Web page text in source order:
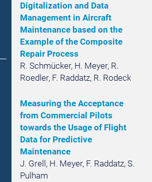
Digitalization and Data
Management in Aircraft
Maintenance based on the
Example of the Composite
Repair Process
R. Schmücker, H. Meyer, R.
Roedler, F. Raddatz, R. Rodeck
Measuring the Acceptance
from Commercial Pilots
towards the Usage of Flight
Data for Predictive
Maintenance
J. Grell, H. Meyer, F. Raddatz, S.
Pulham